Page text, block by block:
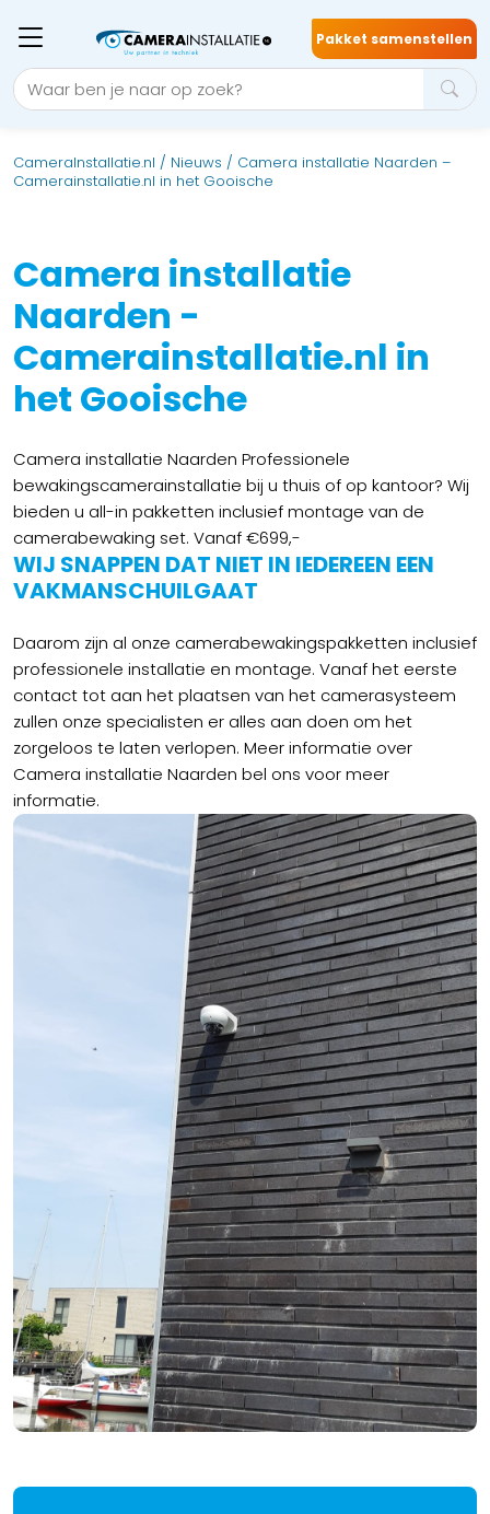
Pakket samenstellen
CameraInstallatie.nl / Nieuws / Camera installatie Naarden –
Camerainstallatie.nl in het Gooische
Camera installatie
Naarden -
Camerainstallatie.nl in
het Gooische
Camera installatie Naarden Professionele
bewakingscamerainstallatie bij u thuis of op kantoor? Wij
bieden u all-in pakketten inclusief montage van de
camerabewaking set. Vanaf €699,-
WIJ SNAPPEN DAT NIET IN IEDEREEN EEN
VAKMANSCHUILGAAT
Daarom zijn al onze camerabewakingspakketten inclusief
professionele installatie en montage. Vanaf het eerste
contact tot aan het plaatsen van het camerasysteem
zullen onze specialisten er alles aan doen om het
zorgeloos te laten verlopen. Meer informatie over
Camera installatie Naarden bel ons voor meer
informatie.